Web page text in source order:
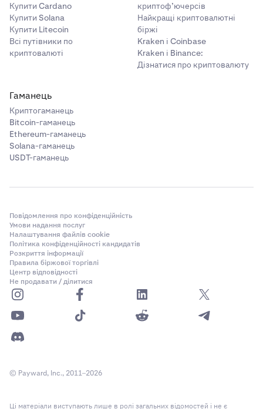
Купити Cardano
Купити Solana
Купити Litecoin
Всі путівники по
криптовалюті
криптоф’ючерсів
Найкращі криптовалютні
біржі
Kraken і Coinbase
Kraken і Binance:
Дізнатися про криптовалюту
Гаманець
Криптогаманець
Bitcoin-гаманець
Ethereum-гаманець
Solana-гаманець
USDT-гаманець
Повідомлення про конфіденційність
Умови надання послуг
Налаштування файлів cookie
Політика конфіденційності кандидатів
Розкриття інформації
Правила біржової торгівлі
Центр відповідності
Не продавати / ділитися
© Payward, Inc., 2011–2026
Ці матеріали виступають лише в ролі загальних відомостей і не є